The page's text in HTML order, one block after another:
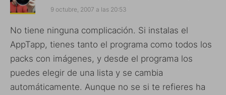
9 octubre, 2007 a las 20:53
No tiene ninguna complicación. Si instalas el
AppTapp, tienes tanto el programa como todos los
packs con imágenes, y desde el programa los
puedes elegir de una lista y se cambia
automáticamente. Aunque no se si te refieres ha